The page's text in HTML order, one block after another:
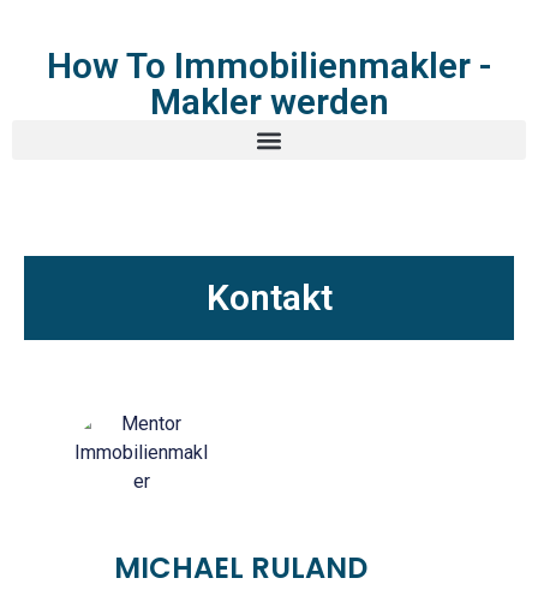
How To Immobilienmakler -
Makler werden
Kontakt
MICHAEL RULAND